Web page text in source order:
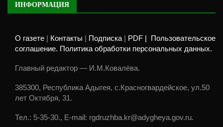
ИНФОРМАЦИЯ
О газете Контакты Подписка PDF |
Пользовательское
соглашение. Политика обработки персональных данных.
Главный редактор — И.М.Ковалёва.
385300, Республика Адыгея, с.Красногвардейское, ул.50
лет Октября, 31.
Тел.: 5-35-30., E-mail: rgdruzhba.kr@adygheya.gov.ru.